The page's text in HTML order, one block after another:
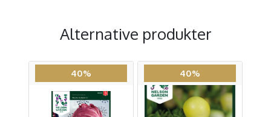
Alternative produkter
40% 40%